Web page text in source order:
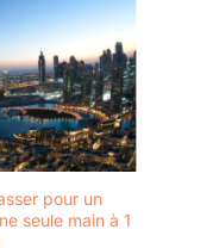
pour un
seule main à 1